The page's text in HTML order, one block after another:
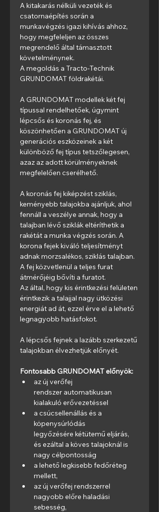
A kitakarás nélküli vezeték és
csatornaépítés során a
munkavégzés igazi kihívás ahhoz,
hogy megfeleljen az összes
megrendelő által támasztott
követelménynek.
A megoldás a Tracto-Technik
GRUNDOMAT földrakétái.
A GRUNDOMAT modellek két fej
típussal rendelhetőek, úgymint
lépcsős és koronás fej, és
köszönhetően a GRUNDOMAT új
generációs eszközeinek a két
különböző fej típus tetszőlegesen,
azaz az adott körülményeknek
megfelelően cserélhető.
A koronás fej kiképzést sziklás,
keményebb talajokba ajánljuk, ahol
fennáll a veszélye annak, hogy a
talajban lévő sziklák eltéríthetik a
rakétát a munka végzés során. A
korona fejek kiváló teljesítményt
adnak morzsalékos, sziklás talajban.
A fej közvetlenül a teljes furat
átmérőjéig bővíti a furatot.
Az által, hogy kis érintkezési felületen
érintkezik a talajjal nagy ütközési
energiát ad át, ezzel érve el a lehető
legnagyobb hatásfokot.
A lépcsős fejnek a lazább szerkezetű
talajokban élvezhetjük előnyét.
Fontosabb GRUNDOMAT előnyök:
az új verőfej
rendszer automatikusan
kialakuló erővezetéssel
a csúcsellenállás és a
köpenysúrlódás
legyőzésére kétütemű eljárás,
és ezáltal a köves talajoknál is
nagy célpontosság
a lehető legkisebb fedőréteg
mellett,
az új verőfej rendszerrel
nagyobb előre haladási
sebesség,